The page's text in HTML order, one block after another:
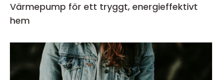
Värmepump för ett tryggt, energieffektivt
hem